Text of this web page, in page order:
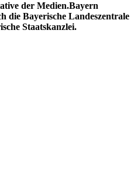
der Medien.Bayern
die Bayerische Landeszentrale
Staatskanzlei.